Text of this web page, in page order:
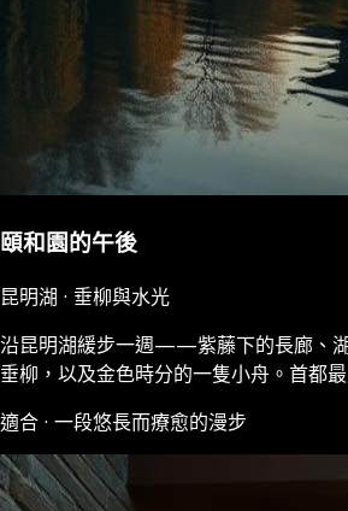
頤和園的午後
昆明湖 · 垂柳與水光
沿昆明湖緩步一週——紫藤下的長廊、
垂柳，以及金色時分的一隻小舟。首都
適合 · 一段悠長而療愈的漫步